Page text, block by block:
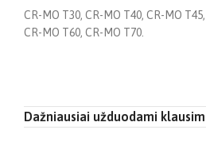
CR-MO T30, CR-MO T40, CR-MO
CR-MO T60, CR-MO T70.
Dažniausiai užduodami